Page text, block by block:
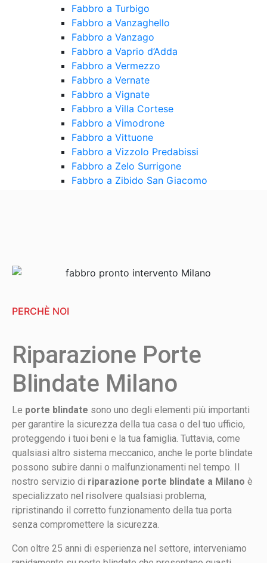
Fabbro a Turbigo
Fabbro a Vanzaghello
Fabbro a Vanzago
Fabbro a Vaprio d’Adda
Fabbro a Vermezzo
Fabbro a Vernate
Fabbro a Vignate
Fabbro a Villa Cortese
Fabbro a Vimodrone
Fabbro a Vittuone
Fabbro a Vizzolo Predabissi
Fabbro a Zelo Surrigone
Fabbro a Zibido San Giacomo
PERCHÈ NOI
Riparazione Porte
Blindate Milano
Le porte blindate sono uno degli elementi più importanti
per garantire la sicurezza della tua casa o del tuo ufficio,
proteggendo i tuoi beni e la tua famiglia. Tuttavia, come
qualsiasi altro sistema meccanico, anche le porte blindate
possono subire danni o malfunzionamenti nel tempo. Il
nostro servizio di riparazione porte blindate a Milano è
specializzato nel risolvere qualsiasi problema,
ripristinando il corretto funzionamento della tua porta
senza compromettere la sicurezza.
Con oltre 25 anni di esperienza nel settore, interveniamo